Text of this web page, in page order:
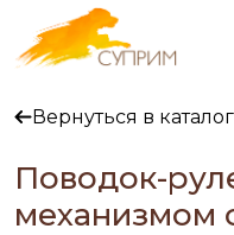
Вернуться в каталог
Поводок-
механизмом